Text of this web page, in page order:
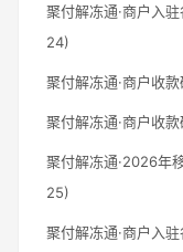
聚付解冻通·商户入
24)
聚付解冻通·商户收
聚付解冻通·商户收
聚付解冻通·2026年
25)
聚付解冻通·商户入